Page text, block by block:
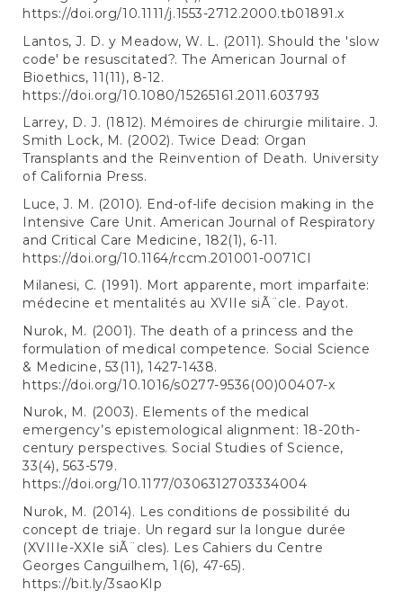
https://doi.org/10.1111/j.1553-2712.2000.tb01891.x
Lantos, J. D. y Meadow, W. L. (2011). Should the 'slow
code' be resuscitated?. The American Journal of
Bioethics, 11(11), 8-12.
https://doi.org/10.1080/15265161.2011.603793
Larrey, D. J. (1812). Mémoires de chirurgie militaire. J.
Smith Lock, M. (2002). Twice Dead: Organ
Transplants and the Reinvention of Death. University
of California Press.
Luce, J. M. (2010). End-of-life decision making in the
Intensive Care Unit. American Journal of Respiratory
and Critical Care Medicine, 182(1), 6-11.
https://doi.org/10.1164/rccm.201001-0071CI
Milanesi, C. (1991). Mort apparente, mort imparfaite:
médecine et mentalités au XVIIe siÃ¨cle. Payot.
Nurok, M. (2001). The death of a princess and the
formulation of medical competence. Social Science
& Medicine, 53(11), 1427-1438.
https://doi.org/10.1016/s0277-9536(00)00407-x
Nurok, M. (2003). Elements of the medical
emergency’s epistemological alignment: 18-20th-
century perspectives. Social Studies of Science,
33(4), 563-579.
https://doi.org/10.1177/0306312703334004
Nurok, M. (2014). Les conditions de possibilité du
concept de triaje. Un regard sur la longue durée
(XVIIIe-XXIe siÃ¨cles). Les Cahiers du Centre
Georges Canguilhem, 1(6), 47-65).
https://bit.ly/3saoKIp